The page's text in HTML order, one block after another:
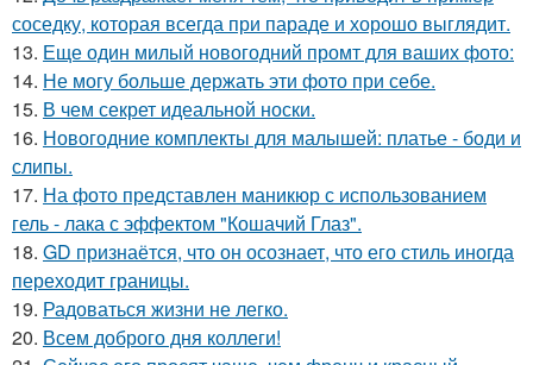
соседку, которая всегда при параде и хорошо выглядит.
13. Еще один милый новогодний промт для ваших фото:
14. Не могу больше держать эти фото при себе.
15. В чем секрет идеальной носки.
16. Новогодние комплекты для малышей: платье - боди и
слипы.
17. На фото представлен маникюр с использованием
гель - лака с эффектом "Кошачий Глаз".
18. GD признаётся, что он осознает, что его стиль иногда
переходит границы.
19. Радоваться жизни не легко.
20. Всем доброго дня коллеги!